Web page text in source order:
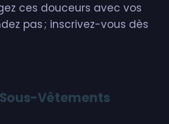
ces douceurs avec vos
pas ; inscrivez-vous dès
Vêtements